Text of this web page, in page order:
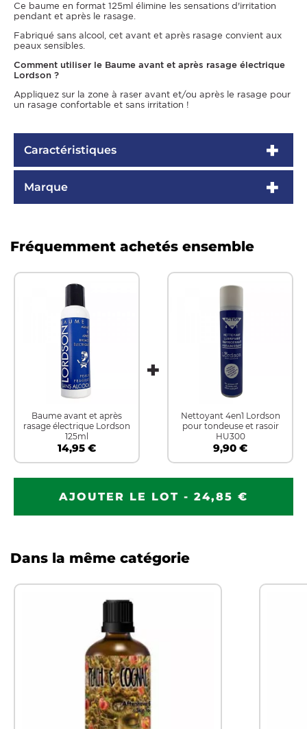
Ce baume en format 125ml élimine les sensations d'irritation
pendant et après le rasage.
Fabriqué sans alcool, cet avant et après rasage convient aux
peaux sensibles.
Comment utiliser le Baume avant et après rasage électrique
Lordson ?
Appliquez sur la zone à raser avant et/ou après le rasage pour
un rasage confortable et sans irritation !
Caractéristiques
Marque
Fréquemment achetés ensemble
Baume avant et après
rasage électrique Lordson
125ml
14,95 €
Nettoyant 4en1 Lordson
pour tondeuse et rasoir
HU300
9,90 €
AJOUTER LE LOT - 24,85 €
Dans la même catégorie